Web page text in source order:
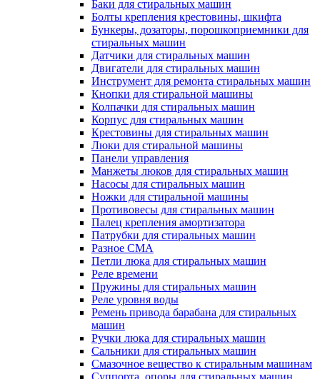
Баки для стиральных машин
Болты крепления крестовины, шкифта
Бункеры, дозаторы, порошкоприемники для
стиральных машин
Датчики для стиральных машин
Двигатели для стиральных машин
Инструмент для ремонта стиральных машин
Кнопки для стиральной машины
Колпачки для стиральных машин
Корпус для стиральных машин
Крестовины для стиральных машин
Люки для стиральной машины
Панели управления
Манжеты люков для стиральных машин
Насосы для стиральных машин
Ножки для стиральной машины
Противовесы для стиральных машин
Палец крепления амортизатора
Патрубки для стиральных машин
Разное СМА
Петли люка для стиральных машин
Реле времени
Пружины для стиральных машин
Реле уровня воды
Ремень привода барабана для стиральных
машин
Ручки люка для стиральных машин
Сальники для стиральных машин
Смазочное вещество к стиральным машинам
Суппорта, опоры для стиральных машин